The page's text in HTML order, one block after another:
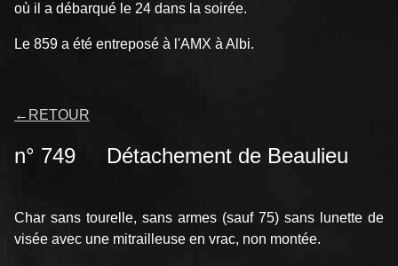
où il a débarqué le 24 dans la soirée.
Le 859 a été entreposé à l'AMX à Albi.
← RETOUR
n° 749 Détachement de Beaulieu
Char sans tourelle, sans armes (sauf 75) sans lunette de
visée avec une mitrailleuse en vrac, non montée.